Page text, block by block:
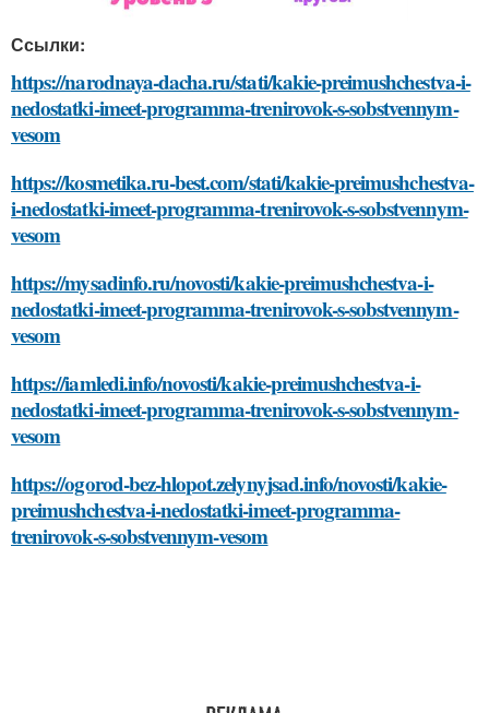
Ссылки:
https://narodnaya-dacha.ru/stati/kakie-preimushchestva-i-
nedostatki-imeet-programma-trenirovok-s-sobstvennym-
vesom
https://kosmetika.ru-best.com/stati/kakie-preimushchestva-
i-nedostatki-imeet-programma-trenirovok-s-sobstvennym-
vesom
https://mysadinfo.ru/novosti/kakie-preimushchestva-i-
nedostatki-imeet-programma-trenirovok-s-sobstvennym-
vesom
https://iamledi.info/novosti/kakie-preimushchestva-i-
nedostatki-imeet-programma-trenirovok-s-sobstvennym-
vesom
https://ogorod-bez-hlopot.zelynyjsad.info/novosti/kakie-
preimushchestva-i-nedostatki-imeet-programma-
trenirovok-s-sobstvennym-vesom